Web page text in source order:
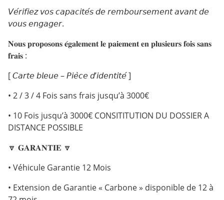
𝘝𝘦́𝘳𝘪𝘧𝘪𝘦𝘻 𝘷𝘰𝘴 𝘤𝘢𝘱𝘢𝘤𝘪𝘵𝘦́𝘴 𝘥𝘦 𝘳𝘦𝘮𝘣𝘰𝘶𝘳𝘴𝘦𝘮𝘦𝘯𝘵 𝘢𝘷𝘢𝘯𝘵 𝘥𝘦
𝘷𝘰𝘶𝘴 𝘦𝘯𝘨𝘢𝘨𝘦𝘳.
𝐍𝐨𝐮𝐬 𝐩𝐫𝐨𝐩𝐨𝐬𝐨𝐧𝐬 𝐞́𝐠𝐚𝐥𝐞𝐦𝐞𝐧𝐭 𝐥𝐞 𝐩𝐚𝐢𝐞𝐦𝐞𝐧𝐭 𝐞𝐧 𝐩𝐥𝐮𝐬𝐢𝐞𝐮𝐫𝐬 𝐟𝐨𝐢𝐬 𝐬𝐚𝐧𝐬
𝐟𝐫𝐚𝐢𝐬 :
[ 𝘊𝘢𝘳𝘵𝘦 𝘣𝘭𝘦𝘶𝘦 – 𝘗𝘪𝘦̀𝘤𝘦 𝘥’𝘪𝘥𝘦𝘯𝘵𝘪𝘵𝘦́ ]
• 2 / 3 / 4 Fois sans frais jusqu’à 3000€
• 10 Fois jusqu’à 3000€ CONSITITUTION DU DOSSIER A
DISTANCE POSSIBLE
🔽 𝐆𝐀𝐑𝐀𝐍𝐓𝐈𝐄 🔽
• Véhicule Garantie 12 Mois
• Extension de Garantie « Carbone » disponible de 12 à